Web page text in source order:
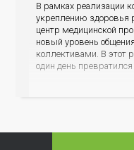
В рамках реализации
укреплению здоровья
центр медицинской
новый уровень
коллективами. В этот
один день